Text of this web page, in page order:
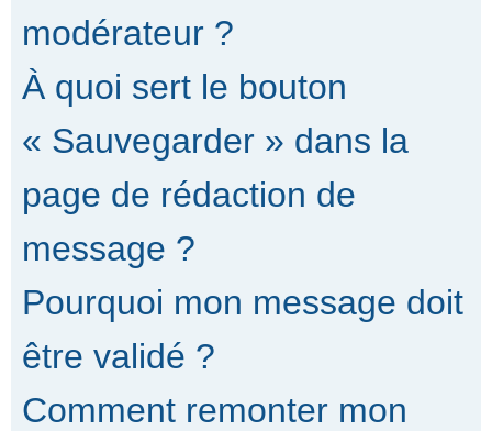
modérateur ?
À quoi sert le bouton
« Sauvegarder » dans la
page de rédaction de
message ?
Pourquoi mon message doit
être validé ?
Comment remonter mon